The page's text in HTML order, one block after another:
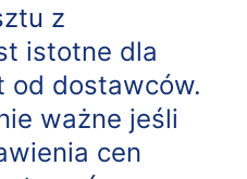
z
istotne dla
od dostawców.
ważne jeśli
cen